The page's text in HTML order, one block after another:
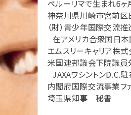
ペルーリマで生まれ6
神奈川県川崎市宮前区
（財）青少年国際交流
在アメリカ合衆国日
エムスリーキャリア株
米国連邦議会下院議員
JAXAワシントンD.C.
内閣府国際交流事業フ
埼玉県知事 秘書